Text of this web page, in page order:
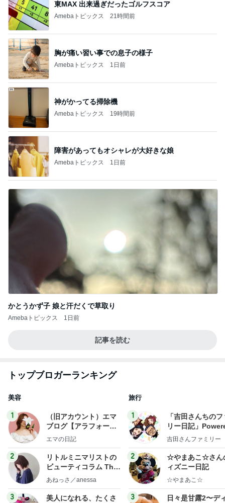
東MAX 出来過ぎだったゴルフスコア
Amebaトピックス 21時間前
胸が痛い習い事での息子の様子
Amebaトピックス 1日前
神がかってる掃除機
Amebaトピックス 19時間前
障害があってもオシャレが大好きな娘
Amebaトピックス 1日前
かとうかず子 娘と汗だくで草取り
Amebaトピックス 1日前
記事を読む
トップブロガーランキング
美容
1
（旧アカウント）エマ
ブログ【アラフォー会
社売却セカンドライ
エマの日記
2
リトルミニマリストの
ビューティコラム The
little minimalist's bea
あねっさ／anessa
3
美人になれる、たくさ
旅行
1
「吉田さんちの
リー日記」
y Ameba 吉田さ
ログ
吉田さんファミリー
2
☆やまあこ☆さん
ィズニー日記
☆やまあこ☆
3
日々是甘露2〜デ